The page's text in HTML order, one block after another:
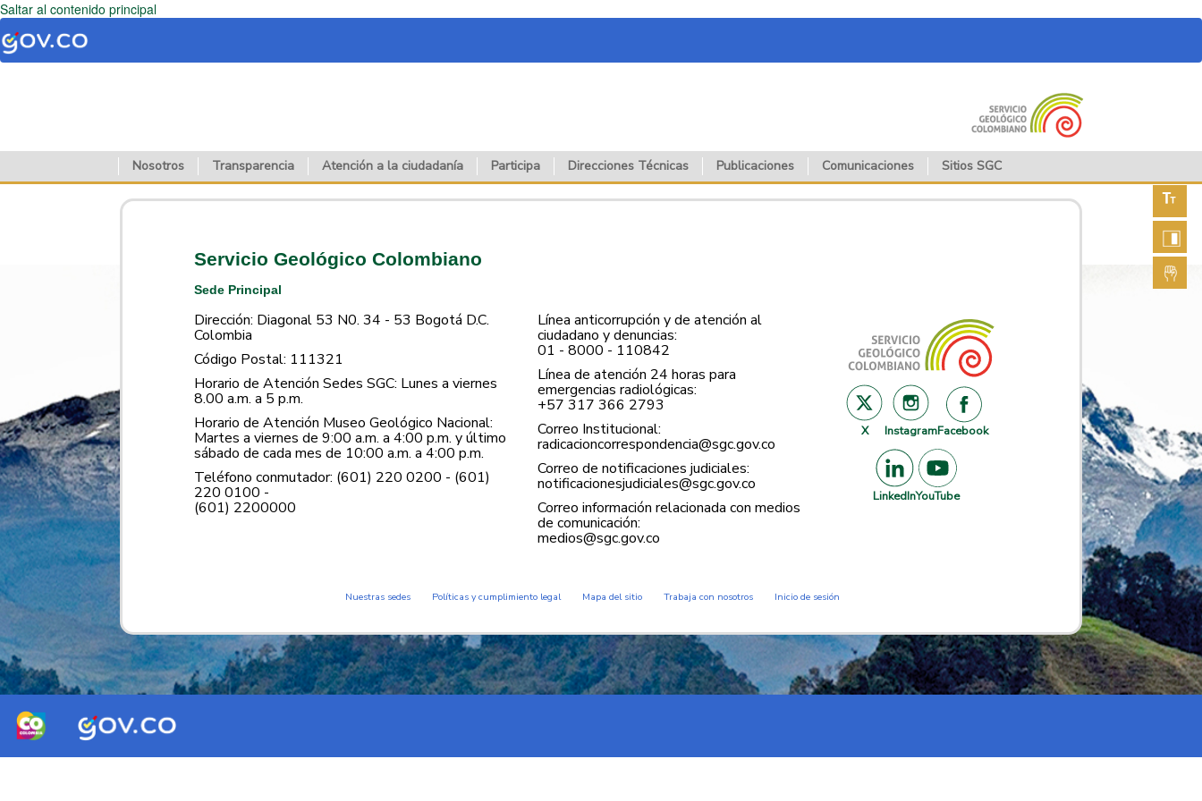
Saltar al contenido principal
Nosotros Transparencia Atención a la ciudadanía Participa Direcciones Técnicas Publicaciones Comunicaciones Sitios SGC
fuente
Servicio Geológico Colombiano
Sede Principal
Dirección: Diagonal 53 N0. 34 - 53 Bogotá D.C.
Colombia
Código Postal: 111321
Horario de Atención Sedes SGC: Lunes a viernes
8.00 a.m. a 5 p.m.
Horario de Atención Museo Geológico Nacional:
Martes a viernes de 9:00 a.m. a 4:00 p.m. y último
sábado de cada mes de 10:00 a.m. a 4:00 p.m.
Teléfono conmutador: (601) 220 0200 - (601)
220 0100 -
(601) 2200000
Línea anticorrupción y de atención al
ciudadano y denuncias:
01 - 8000 - 110842
Línea de atención 24 horas para
emergencias radiológicas:
+57 ​317 366 2793
Correo Institucional:
radicacioncorrespondencia@sgc.gov.co
Correo de notificaciones judiciales:
notificacionesjudiciales@sgc.gov.co
Correo información relacionada con medios
de comunicación:
medios@sgc.gov.co
X InstagramFacebook
LinkedInYouTube
Nuestras sedes Políticas y cumplimiento legal Mapa del sitio Trabaja con nosotros Inicio de sesión